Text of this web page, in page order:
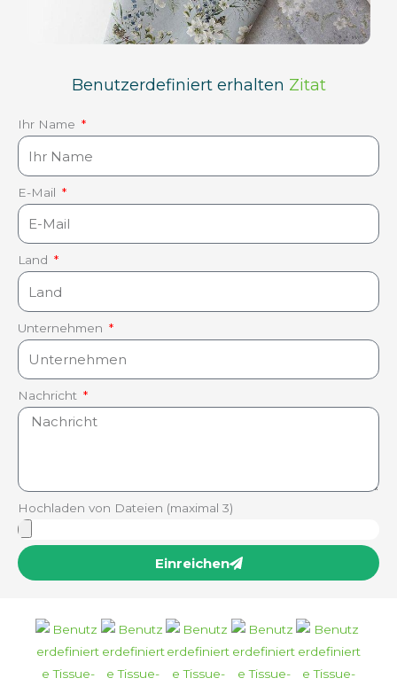
Benutzerdefiniert erhalten Zitat
Ihr Name
E-Mail
Land
Unternehmen
Nachricht
Hochladen von Dateien (maximal 3)
Einreichen